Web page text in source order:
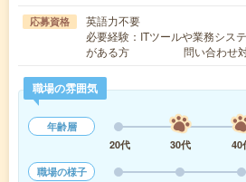
応募資格
英語力不要
必要経験：ITツールや業務シス
がある方 問い合わせ対
職場の雰囲気
年齢層
20代
30代 40
職場の様子